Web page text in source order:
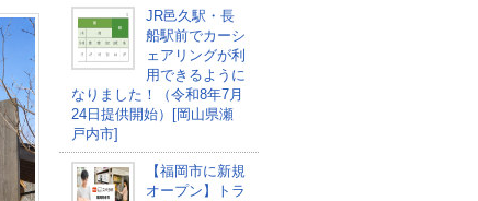
JR邑久駅・長
船駅前でカーシ
ェアリングが利
用できるように
なりました！（令和8年7月
24日提供開始）[岡山県瀬
戸内市]
【福岡市に新規
オープン】トラ